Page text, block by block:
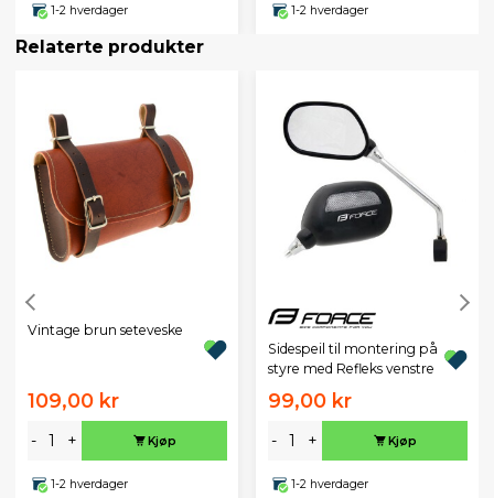
1-2 hverdager 1-2 hverdager
Relaterte produkter
Vintage brun seteveske
109,00 kr
- + Kjøp
1-2 hverdager
Sidespeil til montering på
styre med Refleks venstre
99,00 kr
- + Kjøp
1-2 hverdager